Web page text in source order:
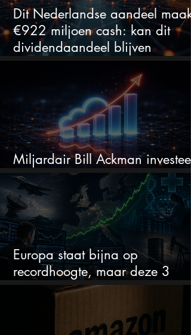
Dit Nederlandse aandeel maakt
€922 miljoen cash: kan dit
dividendaandeel blijven
verhogen?
Miljardair Bill Ackman investeert
miljarden in dit techaandeel
Europa staat bijna op
recordhoogte, maar deze 3
sectoren vallen nu op